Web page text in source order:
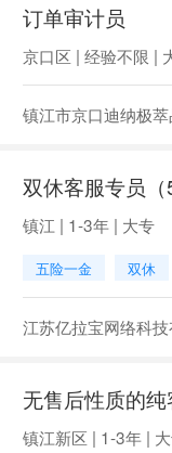
订单审计员
京口区 | 经验不限 |
镇江市京口迪纳极萃
双休客服专员（
镇江 | 1-3年 | 大专
五险一金 双休
江苏亿拉宝网络科技
无售后性质的纯
镇江新区 | 1-3年 |